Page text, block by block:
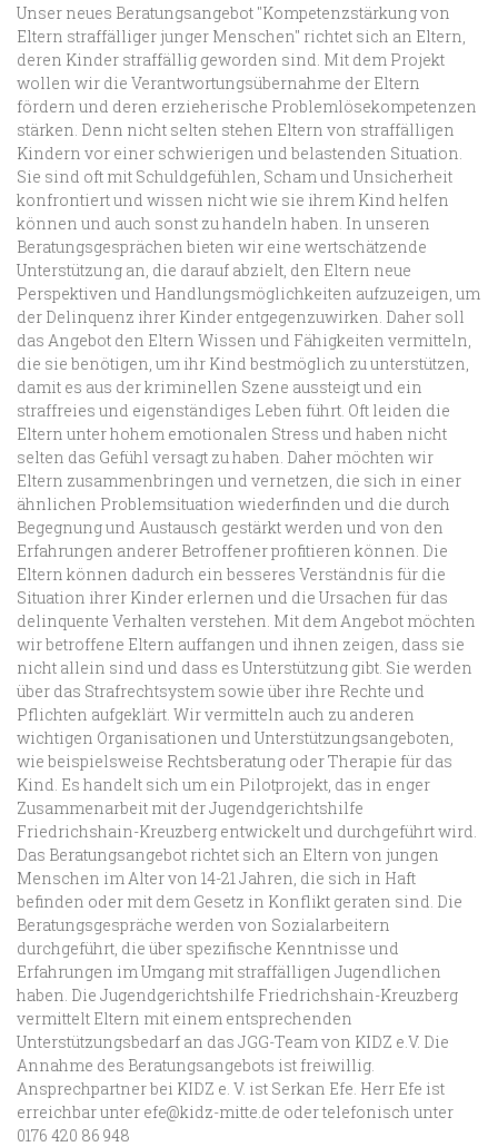
Unser neues Beratungsangebot "Kompetenzstärkung von
Eltern straffälliger junger Menschen" richtet sich an Eltern,
deren Kinder straffällig geworden sind. Mit dem Projekt
wollen wir die Verantwortungsübernahme der Eltern
fördern und deren erzieherische Problemlösekompetenzen
stärken. Denn nicht selten stehen Eltern von straffälligen
Kindern vor einer schwierigen und belastenden Situation.
Sie sind oft mit Schuldgefühlen, Scham und Unsicherheit
konfrontiert und wissen nicht wie sie ihrem Kind helfen
können und auch sonst zu handeln haben. In unseren
Beratungsgesprächen bieten wir eine wertschätzende
Unterstützung an, die darauf abzielt, den Eltern neue
Perspektiven und Handlungsmöglichkeiten aufzuzeigen, um
der Delinquenz ihrer Kinder entgegenzuwirken. Daher soll
das Angebot den Eltern Wissen und Fähigkeiten vermitteln,
die sie benötigen, um ihr Kind bestmöglich zu unterstützen,
damit es aus der kriminellen Szene aussteigt und ein
straffreies und eigenständiges Leben führt. Oft leiden die
Eltern unter hohem emotionalen Stress und haben nicht
selten das Gefühl versagt zu haben. Daher möchten wir
Eltern zusammenbringen und vernetzen, die sich in einer
ähnlichen Problemsituation wiederfinden und die durch
Begegnung und Austausch gestärkt werden und von den
Erfahrungen anderer Betroffener profitieren können. Die
Eltern können dadurch ein besseres Verständnis für die
Situation ihrer Kinder erlernen und die Ursachen für das
delinquente Verhalten verstehen. Mit dem Angebot möchten
wir betroffene Eltern auffangen und ihnen zeigen, dass sie
nicht allein sind und dass es Unterstützung gibt. Sie werden
über das Strafrechtsystem sowie über ihre Rechte und
Pflichten aufgeklärt. Wir vermitteln auch zu anderen
wichtigen Organisationen und Unterstützungsangeboten,
wie beispielsweise Rechtsberatung oder Therapie für das
Kind. Es handelt sich um ein Pilotprojekt, das in enger
Zusammenarbeit mit der Jugendgerichtshilfe
Friedrichshain-Kreuzberg entwickelt und durchgeführt wird.
Das Beratungsangebot richtet sich an Eltern von jungen
Menschen im Alter von 14-21 Jahren, die sich in Haft
befinden oder mit dem Gesetz in Konflikt geraten sind. Die
Beratungsgespräche werden von Sozialarbeitern
durchgeführt, die über spezifische Kenntnisse und
Erfahrungen im Umgang mit straffälligen Jugendlichen
haben. Die Jugendgerichtshilfe Friedrichshain-Kreuzberg
vermittelt Eltern mit einem entsprechenden
Unterstützungsbedarf an das JGG-Team von KIDZ e.V. Die
Annahme des Beratungsangebots ist freiwillig.
Ansprechpartner bei KIDZ e. V. ist Serkan Efe. Herr Efe ist
erreichbar unter efe@kidz-mitte.de oder telefonisch unter
0176 420 86 948